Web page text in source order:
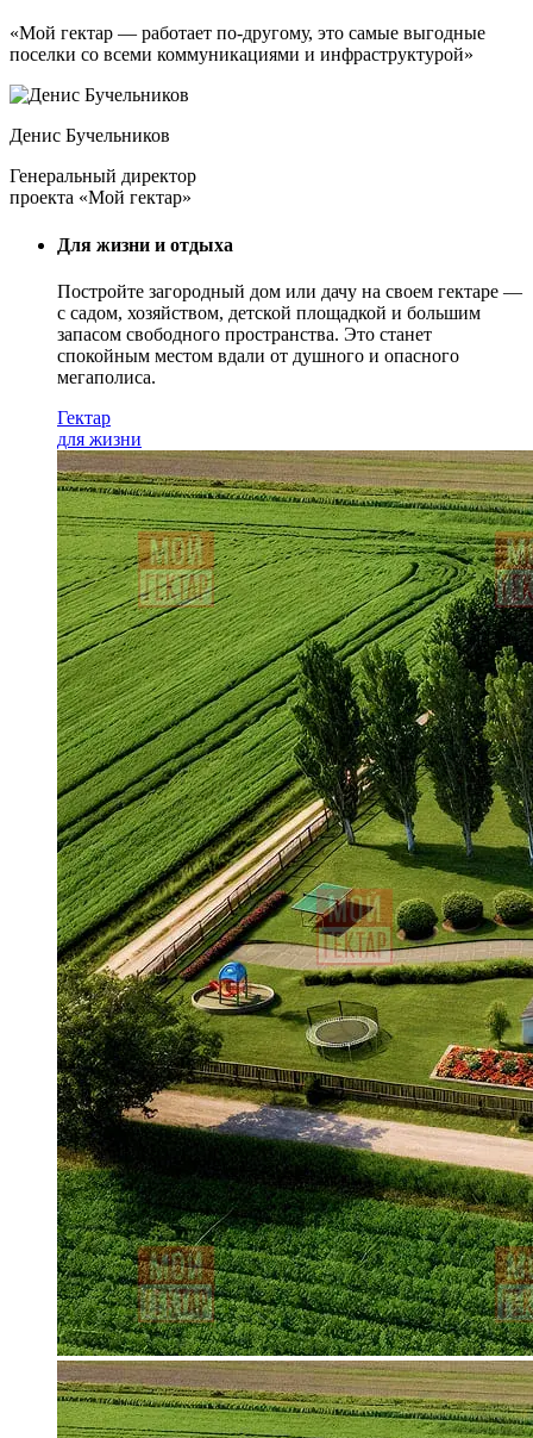
«Мой гектар — работает по-другому, это самые выгодные
поселки со всеми коммуникациями и инфраструктурой»
Денис Бучельников
Генеральный директор
проекта «Мой гектар»
Для жизни и отдыха
Постройте загородный дом или дачу на своем гектаре —
с садом, хозяйством, детской площадкой и большим
запасом свободного пространства. Это станет
спокойным местом вдали от душного и опасного
мегаполиса.
Гектар
для жизни